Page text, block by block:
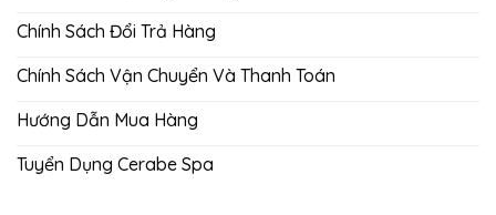
Chính Sách Đổi Trả Hàng
Chính Sách Vận Chuyển Và Thanh Toán
Hướng Dẫn Mua Hàng
Tuyển Dụng Cerabe Spa